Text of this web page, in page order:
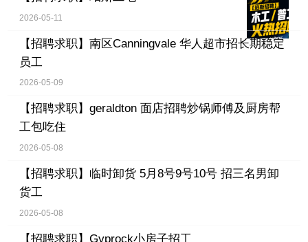
2026-05-11
【招聘求职】 南区Canningvale 华人超市招长期稳定
员工
2026-05-09
【招聘求职】 geraldton 面店招聘炒锅师傅及厨房帮
工包吃住
2026-05-08
【招聘求职】 临时卸货 5月8号9号10号 招三名男卸
货工
2026-05-08
【招聘求职】 Gyprock小房子招工